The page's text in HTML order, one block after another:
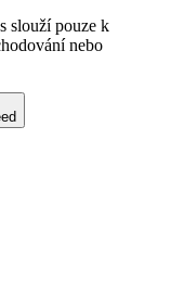
slouží pouze k
nebo